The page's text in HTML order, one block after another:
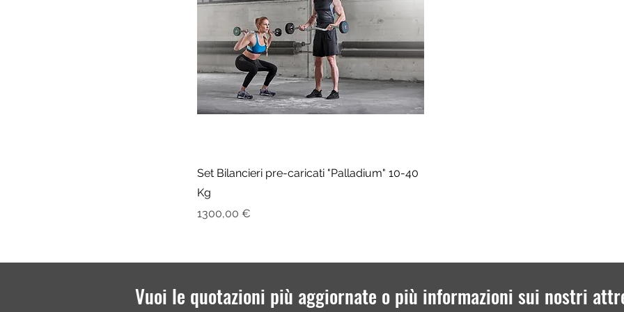
Set Bilancieri pre-caricati "Palladium" 10-40
Kg
Prezzo
1300,00 €
Vuoi le quotazioni più aggiornate o più informazioni sui nostri